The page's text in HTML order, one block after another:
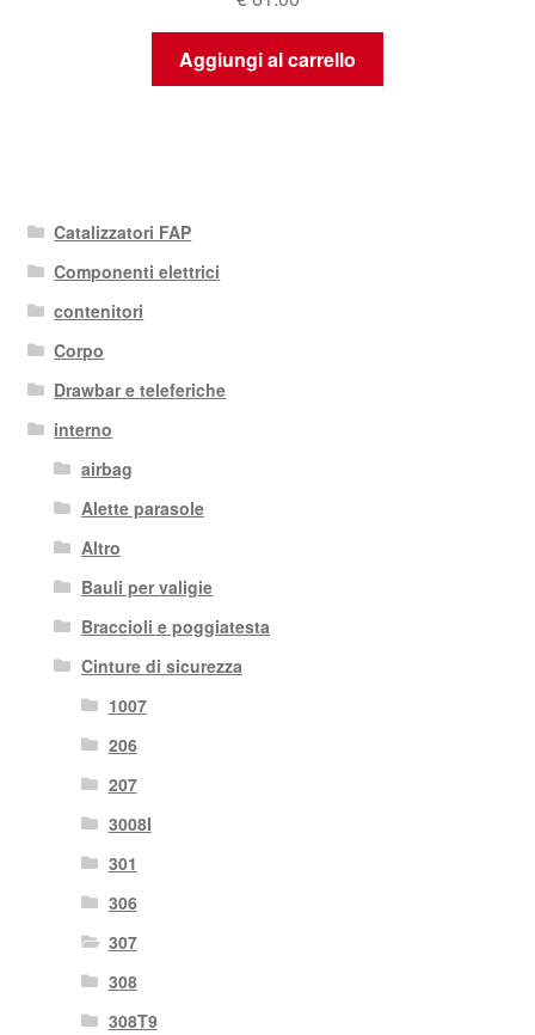
Aggiungi al carrello
Catalizzatori FAP
Componenti elettrici
contenitori
Corpo
Drawbar e teleferiche
interno
airbag
Alette parasole
Altro
Bauli per valigie
Braccioli e poggiatesta
Cinture di sicurezza
1007
206
207
3008I
301
306
307
308
308T9